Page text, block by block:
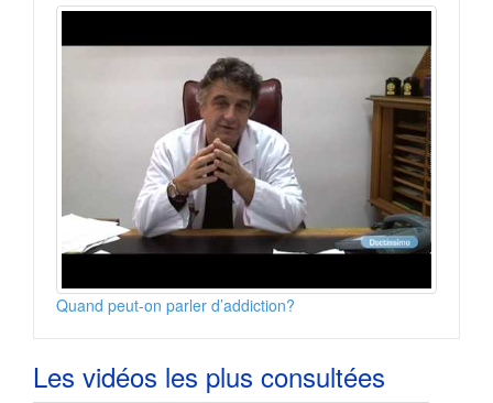
Quand peut-on parler d’addiction?
Les vidéos les plus consultées